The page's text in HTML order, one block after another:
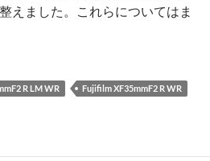
えました。これらについてはま
R LM WR
Fujifilm XF35mmF2 R WR